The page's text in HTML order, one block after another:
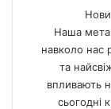
Наша мета
навколо нас
та
впливають
сьогодні